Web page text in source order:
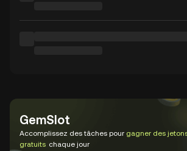
GemSlot
Accomplissez des tâches pour gagner des
gratuits chaque jour